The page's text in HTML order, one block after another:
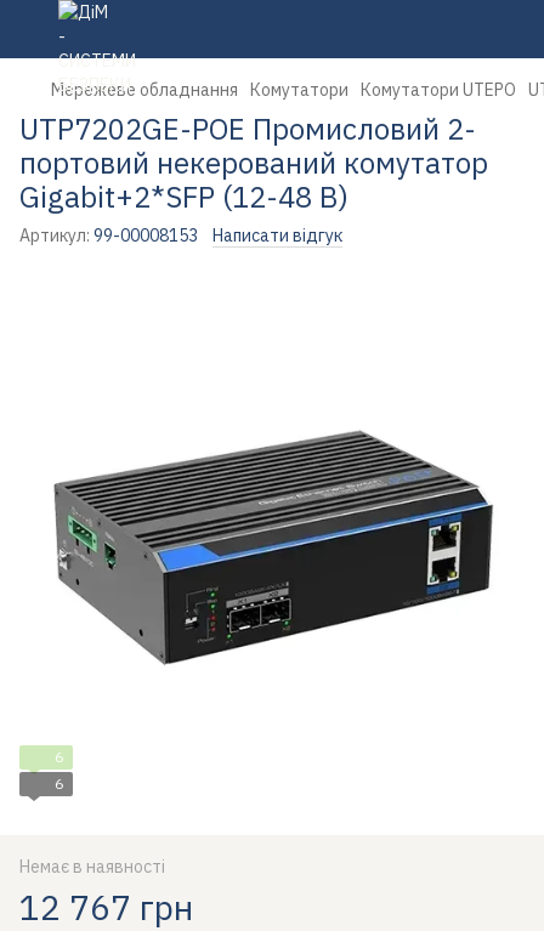
Мережеве обладнання Комутатори Комутатори UTEPO
UTP7202GE-POE Промисловий 2-
портовий некерований комутатор
Gigabit+2*SFP (12-48 В)
Артикул: 99-00008153 Написати відгук
6
6
Немає в наявності
12 767 грн